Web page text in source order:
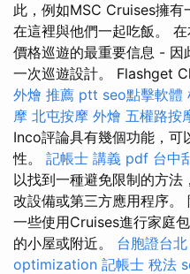
此，例如MSC Cruises擁有
在這裡與他們一起吃飯。
價格巡遊的最重要信息 - 因
一次巡遊設計。 Flashget
外燴 推薦 ptt seo點擊軟體
摩 北屯按摩 外燴 五權路按
Inco評論具有幾個功能，可
性。 記帳士 講義 pdf 台中
以找到一種避免限制的方法
改設備或第三方應用程序
一些使用Cruises進行家庭
的小屋或附近。 台胞證台北
optimization 記帳士 稅法